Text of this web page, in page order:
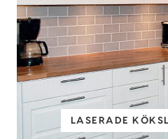
LASERADE